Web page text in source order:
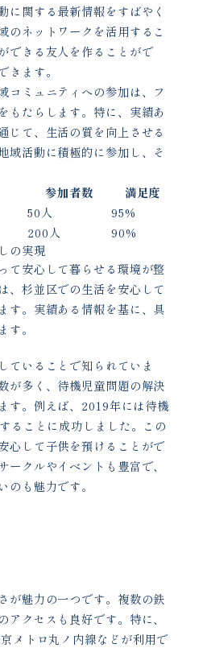
に関する最新情報をすばやく
のネットワークを活用するこ
できる友人を作ることがで
きます。
コミュニティへの参加は、フ
もたらします。特に、実績あ
じて、生活の質を向上させる
域活動に積極的に参加し、そ
参加者数
満足度
50人
95%
200人
90%
の実現
て安心して暮らせる環境が整
、杉並区での生活を安心して
す。実績ある情報を基に、具
。
ていることで知られていま
が多く、待機児童問題の解決
す。例えば、2019年には待機
ることに成功しました。この
心して子供を預けることがで
ークルやイベントも豊富で、
も魅力です。
が魅力の一つです。複数の鉄
クセスも良好です。特に、
メトロ丸ノ内線などが利用で